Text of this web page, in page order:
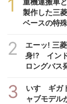
1
製作した三
ベースの特
2
エーッ! 三
身!? イン
ロングバス
3
いすゞギガ
ャブモデル